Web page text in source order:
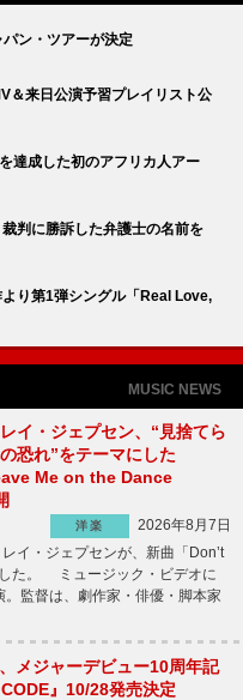
ン・ツアーが決定
＆来日公演予習プレイリスト公
達成した初のアフリカ人アー
判に勝訴した弁護士の名前を
り第1弾シングル「Real Love,
MUSIC NEWS
イ・ジェプセン、“見捨てら
恐れ”をテーマにした
Me on the Dance
洋楽
2026年8月7日
イ・ジェプセンが、新曲「Don’t
た。 ミュージック・ビデオに
監督は、劇作家・俳優・脚本家
メジャーデビュー10周年記
』10/28発売決定